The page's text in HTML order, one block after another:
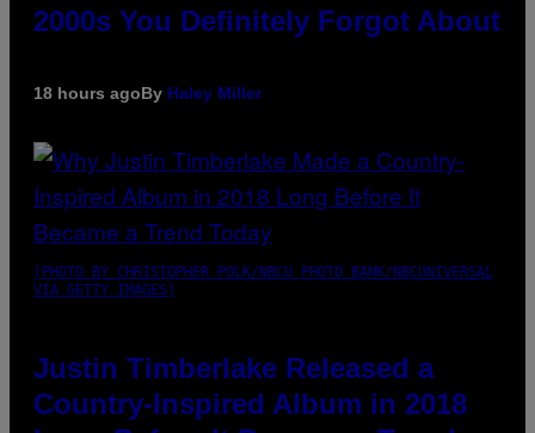
2000s You Definitely Forgot About
18 hours agoBy Haley Miller
(PHOTO BY CHRISTOPHER POLK/NBCU PHOTO BANK/NBCUNIVERSAL
VIA GETTY IMAGES)
Justin Timberlake Released a
Country-Inspired Album in 2018